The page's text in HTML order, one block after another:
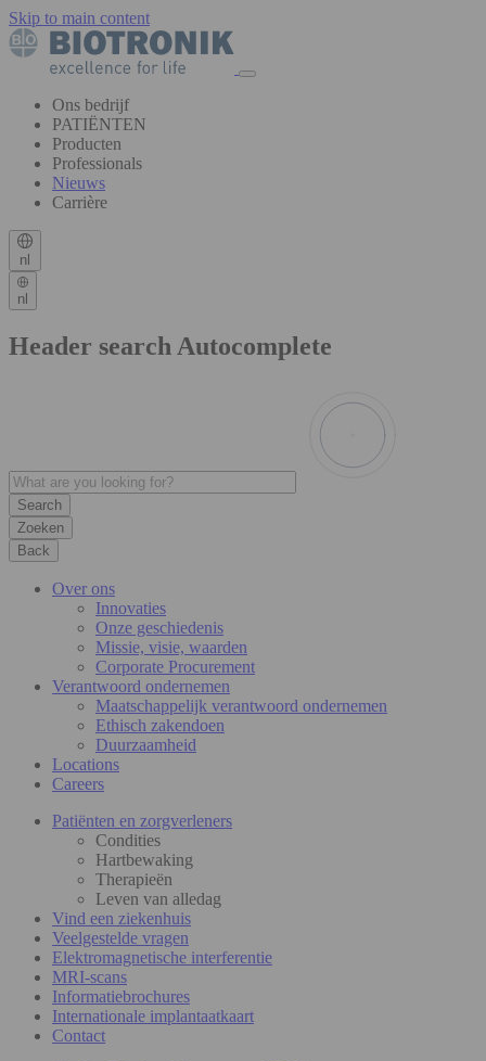
Skip to main content
Ons bedrijf
PATIËNTEN
Producten
Professionals
Nieuws
Carrière
nl
nl
Header search Autocomplete
Zoeken
Back
Over ons
Innovaties
Onze geschiedenis
Missie, visie, waarden
Corporate Procurement
Verantwoord ondernemen
Maatschappelijk verantwoord ondernemen
Ethisch zakendoen
Duurzaamheid
Locations
Careers
Patiënten en zorgverleners
Condities
Hartbewaking
Therapieën
Leven van alledag
Vind een ziekenhuis
Veelgestelde vragen
Elektromagnetische interferentie
MRI-scans
Informatiebrochures
Internationale implantaatkaart
Contact